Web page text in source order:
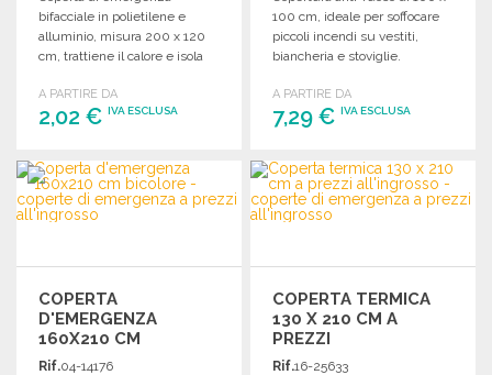
bifacciale in polietilene e
alluminio, misura 200 x 120
cm, trattiene il calore e isola
A PARTIRE DA
2,02 € IVA ESCLUSA
ORDINARE
Richiedi un preventivo
100 cm, ideale per soffocare
piccoli incendi su vestiti,
biancheria e stoviglie.
A PARTIRE DA
7,29 €IVA ESCLUSA
ORDINARE
Richiedi un preventivo
COPERTA
D'EMERGENZA
160X210 CM
BICOLORE
Rif.04-14176
COPERTA TERMICA
130 X 210 CM A
PREZZI
ALL'INGROSSO
Rif.16-25633